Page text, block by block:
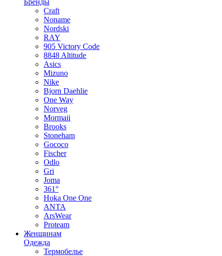
Бренды
Craft
Noname
Nordski
RAY
905 Victory Code
8848 Altitude
Asics
Mizuno
Nike
Bjorn Daehlie
One Way
Norveg
Mormaii
Brooks
Stoneham
Gococo
Fischer
Odlo
Gri
Joma
361°
Hoka One One
ANTA
ArsWear
Proteam
Женщинам
Одежда
Термобелье